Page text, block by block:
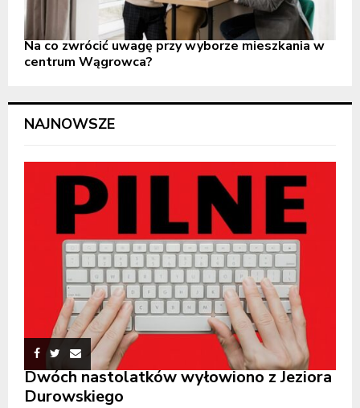
Na co zwrócić uwagę przy wyborze mieszkania w
centrum Wągrowca?
NAJNOWSZE
Dwóch nastolatków wyłowiono z Jeziora
Durowskiego